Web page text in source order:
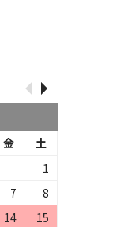
金
土
1
7
8
14
15